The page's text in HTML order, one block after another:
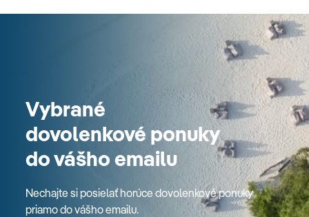
Vybrané
dovolenkové ponuky
do vášho emailu
Nechajte si posielať horúce dovolenkové ponuky
priamo do vášho emailu.